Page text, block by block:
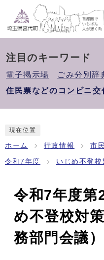
注目のキーワード
電子掲示場
ごみ分別辞
住民票などのコンビニ交
現在位置
ホーム 行政情報 市
令和7年度 いじめ不登
令和7年度第
め不登校対
務部門会議）